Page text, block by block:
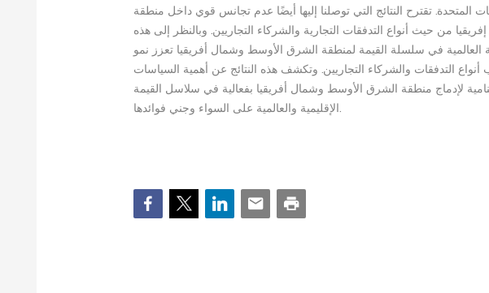
المتحدة. تقترح النتائج التي توصلنا إليها أيضًا عدم تجانس قوي داخل منطقة
من حيث أنواع التدفقات التجارية والشركاء التجاريين. وبالنظر إلى هذه
العالمية في سلسلة القيمة لمنطقة الشرق الأوسط وشمال أفريقيا تعزز نمو
التدفقات والشركاء التجاريين. وتكشف هذه النتائج عن أهمية السياسات
لإدماج منطقة الشرق الأوسط وشمال أفريقيا بفعالية في سلاسل القيمة
الإقليمية والعالمية على السواء وجني فوائدها.